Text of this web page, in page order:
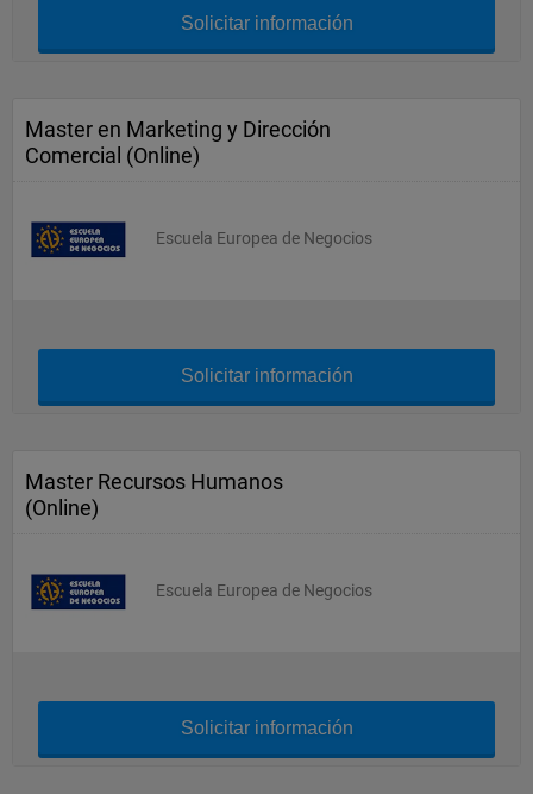
Solicitar información
Master en Marketing y Dirección
Comercial (Online)
Escuela Europea de Negocios
Solicitar información
Master Recursos Humanos
(Online)
Escuela Europea de Negocios
Solicitar información